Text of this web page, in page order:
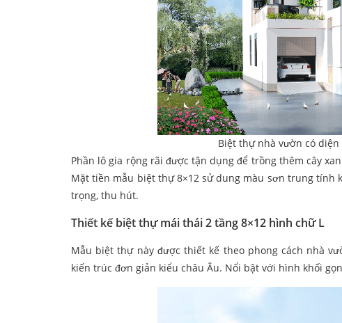
Biệt thự nhà vườn có
Phần lô gia rộng rãi được tận dụng để trồng thêm cây
Mặt tiền mẫu biệt thự 8×12 sử dung màu sơn trung
trọng, thu hút.
Thiết kế biệt thự mái thái 2 tầng 8×12 hình chữ L
Mẫu biệt thự này được thiết kế theo phong cách nhà
kiến trúc đơn giản kiểu châu Âu. Nổi bật với hình khối